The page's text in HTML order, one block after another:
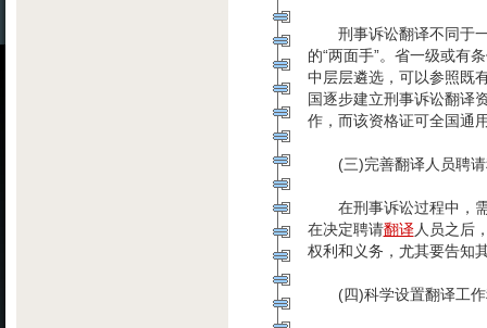
刑事诉讼翻译不同于一
的“两面手”。省一级或有
中层层遴选，可以参照既
国逐步建立刑事诉讼翻译
作，而该资格证可全国通
(三)完善翻译人员聘请
在刑事诉讼过程中，需
在决定聘请翻译人员之后
权利和义务，尤其要告知
(四)科学设置翻译工作